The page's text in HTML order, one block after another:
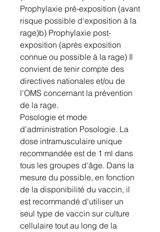
Prophylaxie pré-exposition (avant
risque possible d'exposition à la
rage)b) Prophylaxie post-
exposition (après exposition
connue ou possible à la rage) Il
convient de tenir compte des
directives nationales et/ou de
l'OMS concernant la prévention
de la rage.
Posologie et mode
d'administration Posologie. La
dose intramusculaire unique
recommandée est de 1 ml dans
tous les groupes d'âge. Dans la
mesure du possible, en fonction
de la disponibilité du vaccin, il
est recommandé d'utiliser un
seul type de vaccin sur culture
cellulaire tout au long de la